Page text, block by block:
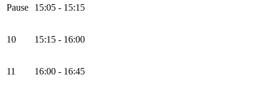
Pause 15:05 - 15:15
10 15:15 - 16:00
11 16:00 - 16:45